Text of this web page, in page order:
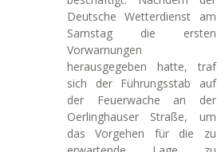
Deutsche Wetterdienst am
Samstag die ersten
Vorwarnungen
herausgegeben hatte, traf
sich der Führungsstab auf
der Feuerwache an der
Oerlinghauser Straße, um
das Vorgehen für die zu